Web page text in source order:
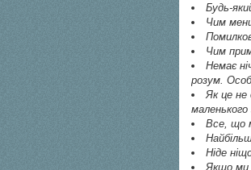
Будь-
Чим
Чим
Немає
розум.
Як це не
Все, що
Ніде
Якщо ми